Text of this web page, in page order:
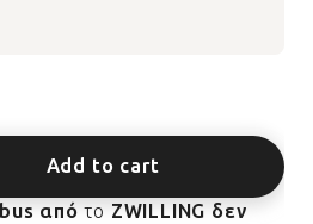
Add to cart
από το ZWILLING δεν